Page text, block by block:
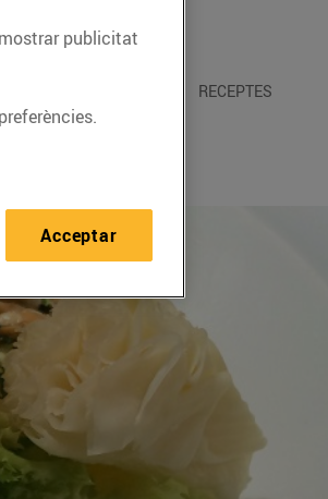
RECEPTES
publicitat
Acceptar